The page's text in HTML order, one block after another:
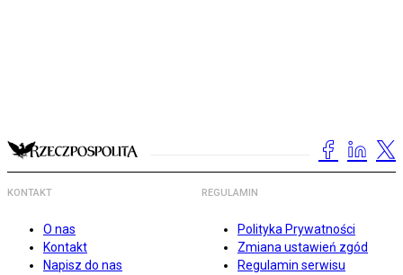
KONTAKT
O nas
Kontakt
Napisz do nas
REGULAMIN
Polityka Prywatności
Zmiana ustawień zgód
Regulamin serwisu